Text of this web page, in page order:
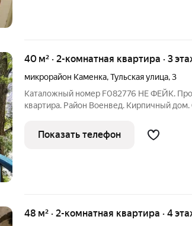
40 м² · 2-комнатная квартира · 3
микрорайон Каменка,Тульская улица,3
Каталожный номер F082776 НЕ ФЕЙК. Продается двухкомнатная
квартира. Район Военвед. Кирпичный дом.
Пятерочка, Магнит, Чижик, Тавровские
Детская поликлиника в
Показать телефон
48 м² · 2-комнатная квартира · 4